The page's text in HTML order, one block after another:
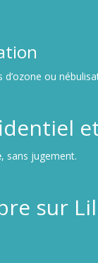
ou
, sans jugement.
sur